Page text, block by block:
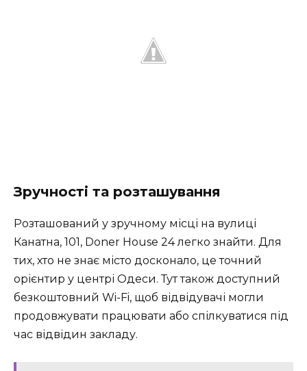
Зручності та розташування
Розташований у зручному місці на вулиці
Канатна, 101, Doner House 24 легко знайти. Для
тих, хто не знає місто досконало, це точний
орієнтир у центрі Одеси. Тут також доступний
безкоштовний Wi-Fi, щоб відвідувачі могли
продовжувати працювати або спілкуватися під
час відвідин закладу.